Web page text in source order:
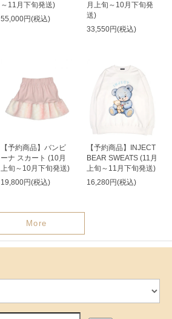
～11月下旬発送)
55,000円(税込)
月上旬～10月下旬発
送)
33,550円(税込)
【予約商品】バンビ
ーナ スカート (10月
上旬～10月下旬発送)
19,800円(税込)
【予約商品】INJECT
BEAR SWEATS (11月
上旬～11月下旬発送)
16,280円(税込)
More